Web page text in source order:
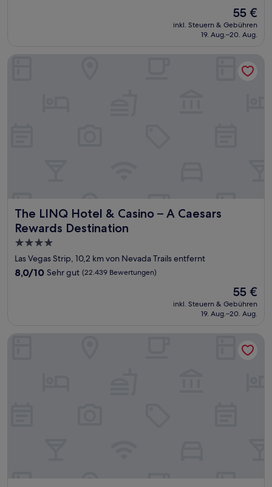
Bewertungen)
Der
Preis
beträgt
55 €
inkl. Steuern & Gebühren
19. Aug.–20. Aug.
The LINQ Hotel & Casino – A Caesars
Rewards Destination
The LINQ Hotel & Casino – A Caesars Rewards Destination
4.0-
Sterne-
Unterkunft
Las Vegas Strip, 10,2 km von Nevada Trails entfernt
8.0
Bewertungen)
8,0/10 Sehr gut (22.439 Bewertungen)
Der
Preis
beträgt
55 €
inkl. Steuern & Gebühren
19. Aug.–20. Aug.
The LINQ Hotel & Casino – A Caesars Rewards Destination